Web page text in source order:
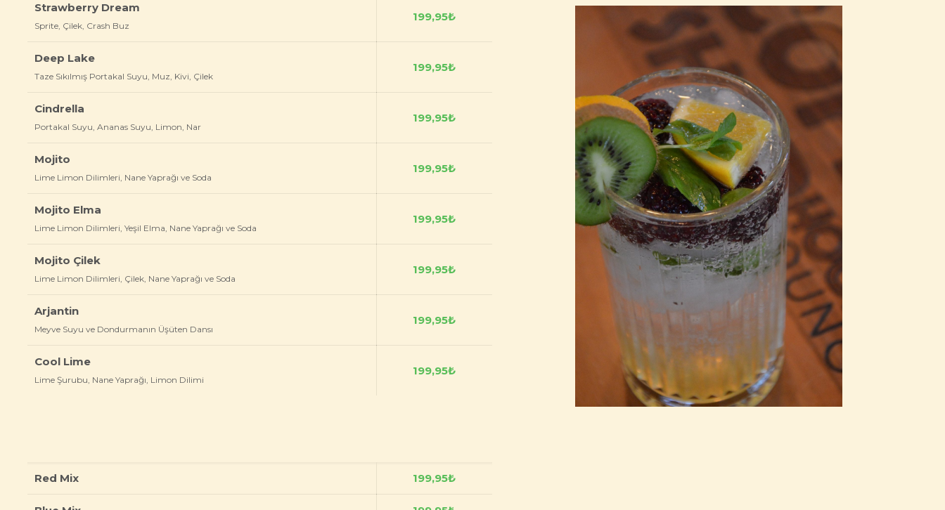
Strawberry Dream
Sprite, Çilek, Crash Buz
199,95₺
Deep Lake
Taze Sıkılmış Portakal Suyu, Muz, Kivi, Çilek
199,95₺
Cindrella
Portakal Suyu, Ananas Suyu, Limon, Nar
199,95₺
Mojito
Lime Limon Dilimleri, Nane Yaprağı ve Soda
199,95₺
Mojito Elma
Lime Limon Dilimleri, Yeşil Elma, Nane Yaprağı ve Soda
199,95₺
Mojito Çilek
Lime Limon Dilimleri, Çilek, Nane Yaprağı ve Soda
199,95₺
Arjantin
Meyve Suyu ve Dondurmanın Üşüten Dansı
199,95₺
Cool Lime
Lime Şurubu, Nane Yaprağı, Limon Dilimi
199,95₺
Red Mix 199,95₺